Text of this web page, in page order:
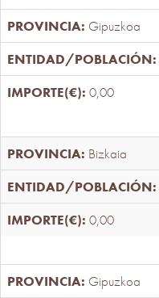
Gipuzkoa
0,00
Bizkaia
0,00
Gipuzkoa